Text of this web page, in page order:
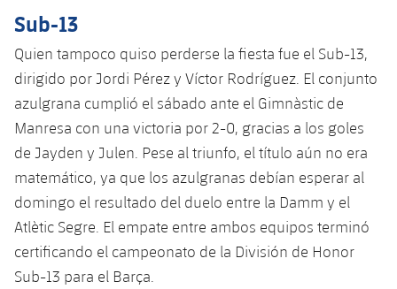
Fotos
Historia
Palmarés
Clasificaciones
Juvenil
Infantil
Alevín
Noticias
Atletismo
Actualidad
Masculino
Femenino
Agenda
Baloncesto en silla de ruedas
plusicon
más
Actualidad
Jugadores
Calendario
Resultados
Hockey sobre hielo
plusicon
más
Actualidad
Jugadores
Calendario
Hockey hierba
plusicon
más
Noticias
Hockey Hierba Masculino
Patinaje artístico
plusicon
más
Actualidad
Escuela de Patinaje
Sub-13
Quien tampoco quiso perderse la fiesta fue el Sub-13,
dirigido por Jordi Pérez y Víctor Rodríguez. El conjunto
azulgrana cumplió el sábado ante el Gimnàstic de
Manresa con una victoria por 2-0, gracias a los goles
de Jayden y Julen. Pese al triunfo, el título aún no era
matemático, ya que los azulgranas debían esperar al
domingo el resultado del duelo entre la Damm y el
Atlètic Segre. El empate entre ambos equipos terminó
certificando el campeonato de la División de Honor
Sub-13 para el Barça.